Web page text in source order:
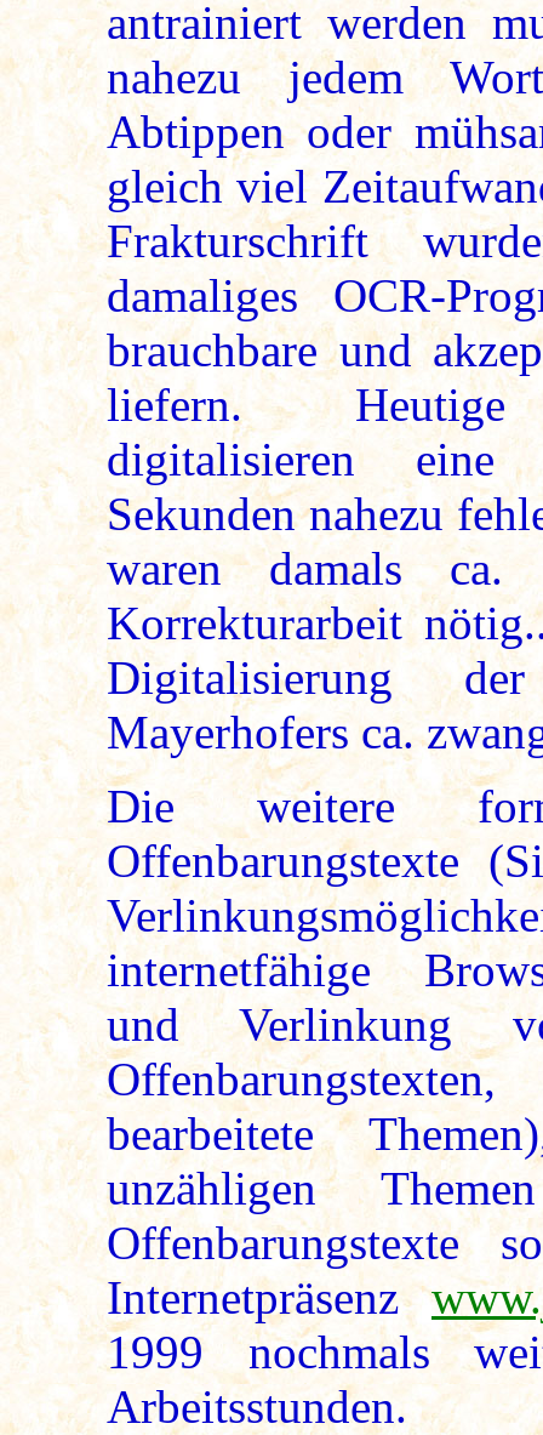
antrainiert werden
nahezu jedem
Abtippen oder
gleich viel
Frakturschrift
damaliges OCR-
brauchbare und
liefern. Heutige
digitalisieren
Sekunden nahezu
waren damals
Korrekturarbeit
Digitalisierung
Mayerhofers ca.
Die weitere
Offenbarungstexte
internetfähige
und Verlinkung
bearbeitete
unzähligen
Offenbarungstexte
Internetpräsenz
1999 nochmals
Arbeitsstunden.